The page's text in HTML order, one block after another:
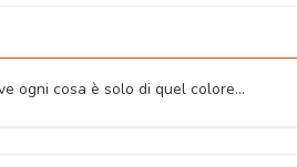
ogni cosa è solo di quel colore…